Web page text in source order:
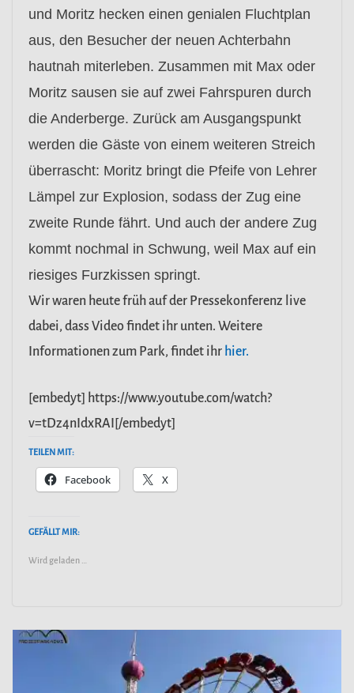
und Moritz hecken einen genialen Fluchtplan
aus, den Besucher der neuen Achterbahn
hautnah miterleben. Zusammen mit Max oder
Moritz sausen sie auf zwei Fahrspuren durch
die Anderberge. Zurück am Ausgangspunkt
werden die Gäste von einem weiteren Streich
überrascht: Moritz bringt die Pfeife von Lehrer
Lämpel zur Explosion, sodass der Zug eine
zweite Runde fährt. Und auch der andere Zug
kommt nochmal in Schwung, weil Max auf ein
riesiges Furzkissen springt.
Wir waren heute früh auf der Pressekonferenz live
dabei, dass Video findet ihr unten. Weitere
Informationen zum Park, findet ihr hier.
[embedyt] https://www.youtube.com/watch?
v=tDz4nIdxRAI[/embedyt]
TEILEN MIT:
Facebook X
GEFÄLLT MIR:
Wird geladen …